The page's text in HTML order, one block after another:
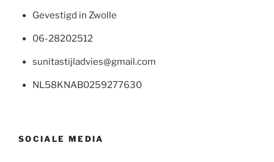
Gevestigd in Zwolle
06-28202512
sunitastijladvies@gmail.com
NL58KNAB0259277630
SOCIALE MEDIA